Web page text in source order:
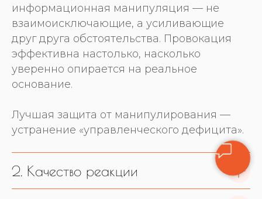
информационная манипуляция — не
взаимоисключающие, а усиливающие
друг друга обстоятельства. Провокация
эффективна настолько, насколько
уверенно опирается на реальное
основание.
Лучшая защита от манипулирования —
устранение «управленческого дефицита».
2. Качество реакции